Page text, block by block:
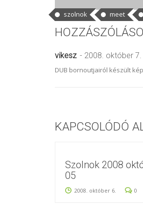
szolnok meet
vikesz - 2008. október 7.
DUB bornoutjairól készült
KAPCSOLÓDÓ
Szolnok 2008
05
2008. október 6. 0